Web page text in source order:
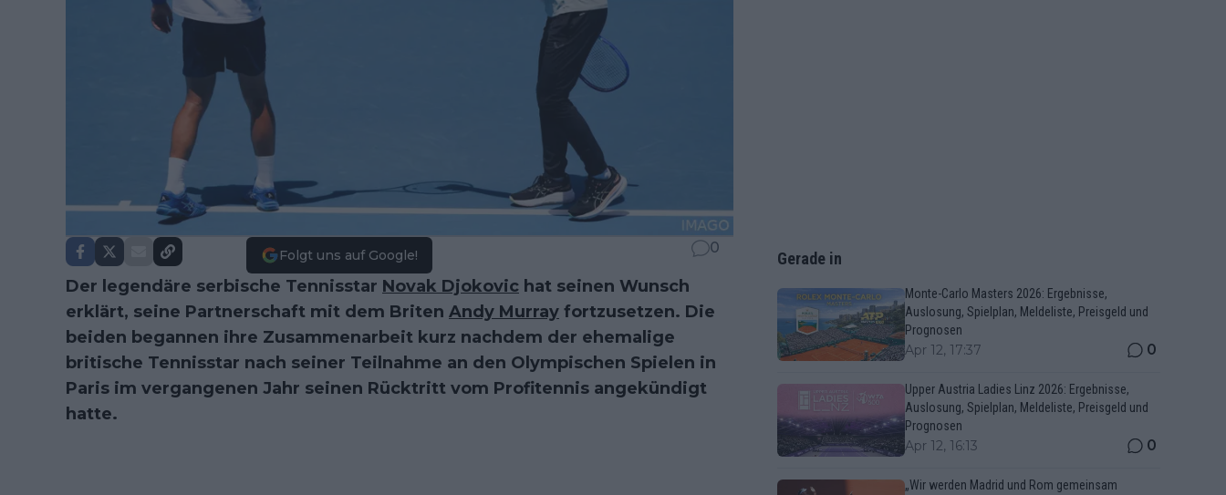
Folgt uns auf Google! 0
Der legendäre serbische Tennisstar Novak Djokovic hat seinen Wunsch
erklärt, seine Partnerschaft mit dem Briten Andy Murray fortzusetzen. Die
beiden begannen ihre Zusammenarbeit kurz nachdem der ehemalige
britische Tennisstar nach seiner Teilnahme an den Olympischen Spielen in
Paris im vergangenen Jahr seinen Rücktritt vom Profitennis angekündigt
hatte.
Gerade in
Monte-Carlo Masters 2026: Ergebnisse,
Auslosung, Spielplan, Meldeliste, Preisgeld und
Prognosen
Apr 12, 17:37 0
Upper Austria Ladies Linz 2026: Ergebnisse,
Auslosung, Spielplan, Meldeliste, Preisgeld und
Prognosen
Apr 12, 16:13 0
„Wir werden Madrid und Rom gemeinsam